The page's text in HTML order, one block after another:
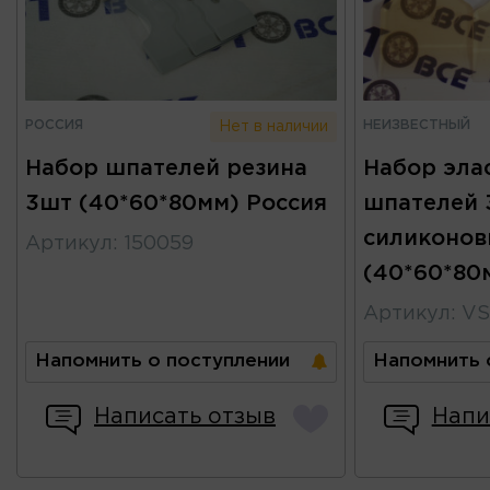
РОССИЯ Нет в наличии
Набор шпателей резина
3шт (40*60*80мм) Россия
Артикул : 150059
Напомнить о поступлении
Написать отзыв
НЕИЗВЕСТНЫЙ
Набор
шпателей
Артикул :
Напомнить